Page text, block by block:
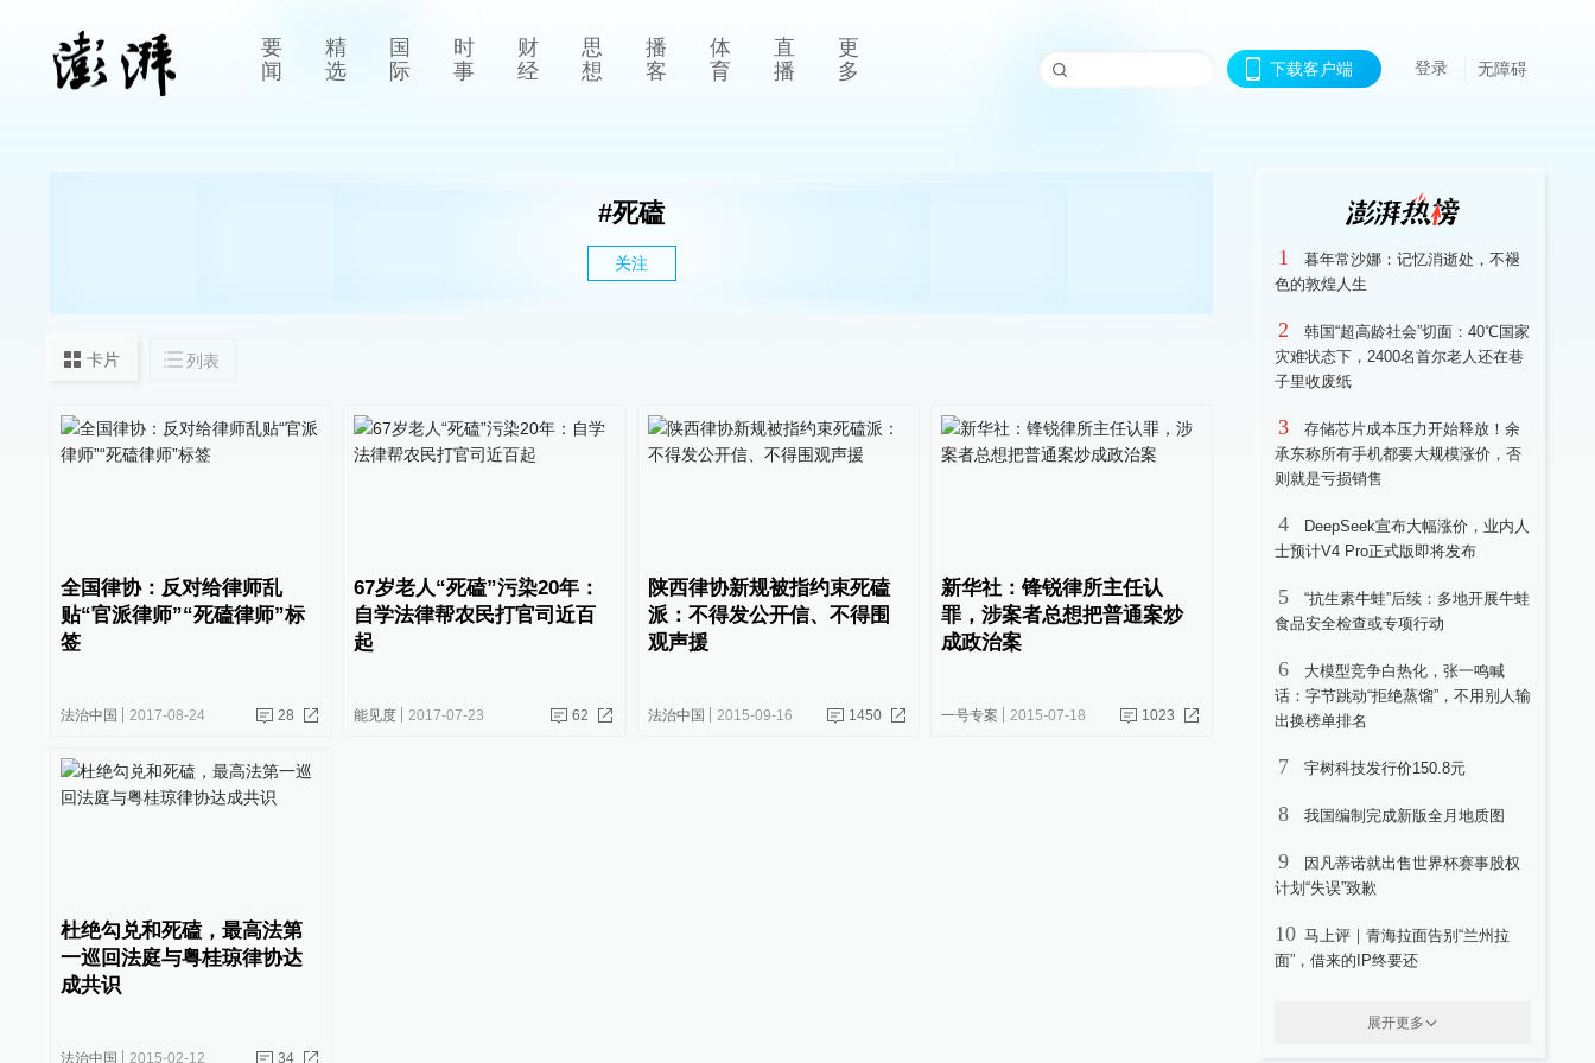
要
闻
精
选
国
际
时
事
财
经
思
想
播
客
体
育
直
播
更
多
下载客户端 登录 无障碍
#死磕
关注
卡片 列表
全国律协：反对给律师乱
贴“官派律师”“死磕律师”标
签
法治中国 2017-08-24 28
67岁老人“死磕”污染20年：
自学法律帮农民打官司近百
起
能见度 2017-07-23 62
陕西律协新规被指约束死磕
派：不得发公开信、不得围
观声援
法治中国 2015-09-16 1450
新华社：锋锐律所主任认
罪，涉案者总想把普通案炒
成政治案
一号专案 2015-07-18 1023
杜绝勾兑和死磕，最高法第
一巡回法庭与粤桂琼律协达
成共识
法治中国 2015-02-12 34
1
暮年常沙娜：记忆消逝处，不褪
色的敦煌人生
2
韩国“超高龄社会”切面：40℃国家
灾难状态下，2400名首尔老人还在巷
子里收废纸
3
存储芯片成本压力开始释放！余
承东称所有手机都要大规模涨价，否
则就是亏损销售
4
DeepSeek宣布大幅涨价，业内人
士预计V4 Pro正式版即将发布
5
“抗生素牛蛙”后续：多地开展牛蛙
食品安全检查或专项行动
6
大模型竞争白热化，张一鸣喊
话：字节跳动“拒绝蒸馏”，不用别人输
出换榜单排名
7 宇树科技发行价150.8元
8 我国编制完成新版全月地质图
9
因凡蒂诺就出售世界杯赛事股权
计划“失误”致歉
10 马上评｜青海拉面告别“兰州拉
面”，借来的IP终要还
展开更多